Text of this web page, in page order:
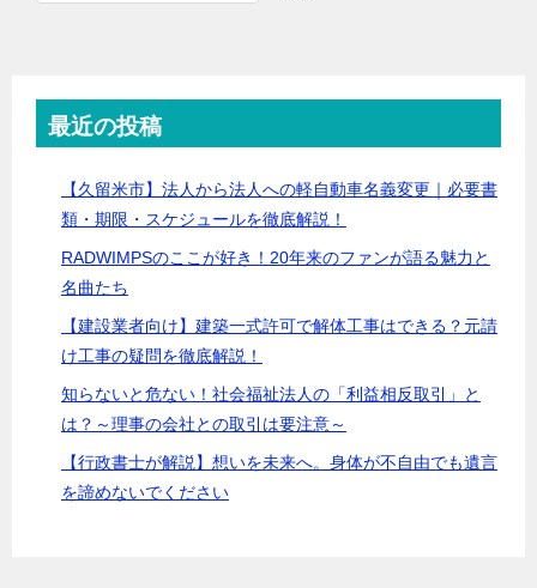
最近の投稿
【久留米市】法人から法人への軽自動車名義変更｜必要書
類・期限・スケジュールを徹底解説！
RADWIMPSのここが好き！20年来のファンが語る魅力と
名曲たち
【建設業者向け】建築一式許可で解体工事はできる？元請
け工事の疑問を徹底解説！
知らないと危ない！社会福祉法人の「利益相反取引」と
は？～理事の会社との取引は要注意～
【行政書士が解説】想いを未来へ。身体が不自由でも遺言
を諦めないでください